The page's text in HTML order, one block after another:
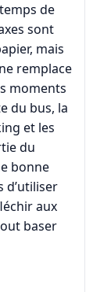
de
sont
mais
remplace
moments
du bus, la
et les
du
bonne
d’utiliser
aux
baser